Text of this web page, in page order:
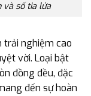
và số tia lửa
trải nghiệm cao
vời. Loại bật
đồng đều, đặc
đến sự hoàn